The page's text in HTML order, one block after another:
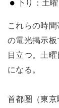
下り：土
これらの時
の電光掲示
目立つ。土
になる。
首都圏（東